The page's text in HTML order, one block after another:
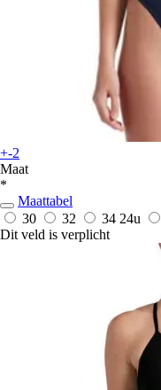
+-2
Maat
*
Maattabel
30
32 34 24u
Dit veld is verplicht